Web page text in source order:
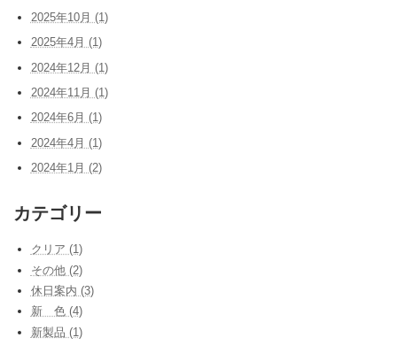
2025年10月 (1)
2025年4月 (1)
2024年12月 (1)
2024年11月 (1)
2024年6月 (1)
2024年4月 (1)
2024年1月 (2)
カテゴリー
クリア (1)
その他 (2)
休日案内 (3)
新 色 (4)
新製品 (1)